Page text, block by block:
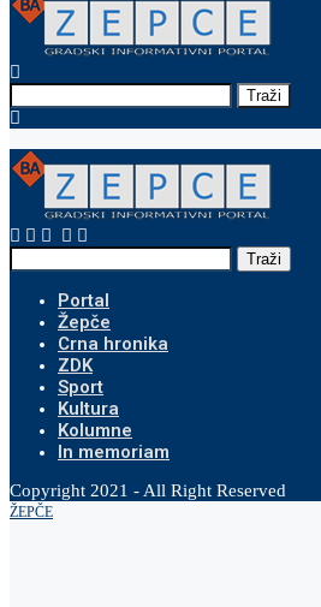
Traži
Traži
Portal
Žepče
Crna hronika
ZDK
Sport
Kultura
Kolumne
In memoriam
Copyright 2021 - All Right Reserved
ŽEPČE